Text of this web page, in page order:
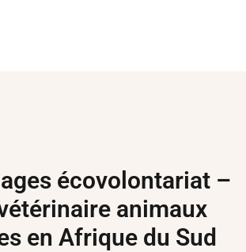
écovolontariat –
animaux
en Afrique du Sud